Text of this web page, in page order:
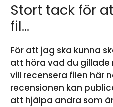
Stort tack för
fil…
För att jag ska kunna
att höra vad du
vill recensera filen här
recensionen kan
att hjälpa andra som